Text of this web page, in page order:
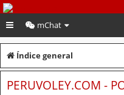
PeruVoley.com
mChat
Índice general
PERUVOLEY.COM -